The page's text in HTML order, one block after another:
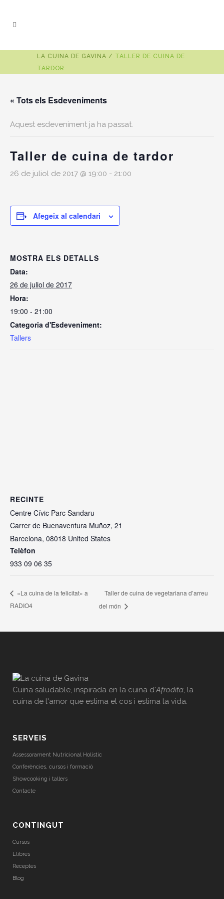
LA CUINA DE GAVINA / TALLER DE CUINA DE
TARDOR
« Tots els Esdeveniments
Aquest esdeveniment ja ha passat.
Taller de cuina de tardor
26 de juliol de 2017 @ 19:00 - 21:00
Afegeix al calendari
MOSTRA ELS DETALLS
Data:
26 de juliol de 2017
Hora:
19:00 - 21:00
Categoria d'Esdeveniment:
Tallers
RECINTE
Centre Cívic Parc Sandaru
Carrer de Buenaventura Muñoz, 21
Barcelona, 08018 United States
Telèfon
933 09 06 35
«La cuina de la felicitat» a
RADIO4
Taller de cuina de vegetariana d’arreu
del món
Cuina saludable, inspirada en la cuina d'Afrodita, la
cuina de l'amor que estima el cos i estima la vida.
SERVEIS
Assessorament Nutricional Holístic
Conferències, cursos i formació
Showcooking i tallers
Contacte
CONTINGUT
Cursos
Llibres
Receptes
Blog